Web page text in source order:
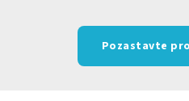
Pozastavte